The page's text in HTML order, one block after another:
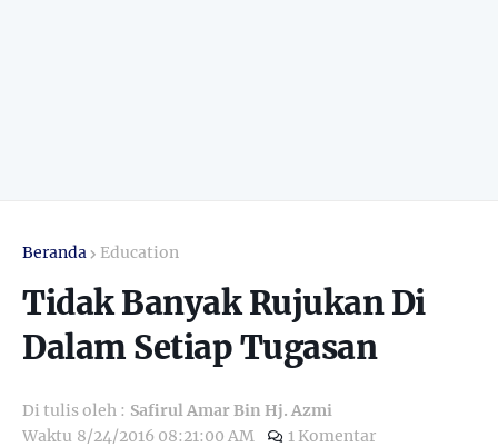
Beranda Education
Tidak Banyak Rujukan Di
Dalam Setiap Tugasan
Di tulis oleh : Safirul Amar Bin Hj. Azmi
Waktu 8/24/2016 08:21:00 AM 1 Komentar